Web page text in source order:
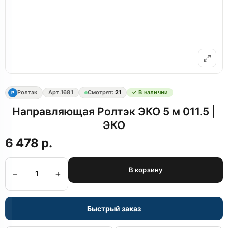
Р Ролтэк Арт.1681 Смотрят: 21 ✓ В наличии
Направляющая Ролтэк ЭКО 5 м 011.5 |
ЭКО
6 478 р.
− + В корзину
Быстрый заказ